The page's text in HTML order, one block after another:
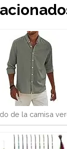
de la camisa